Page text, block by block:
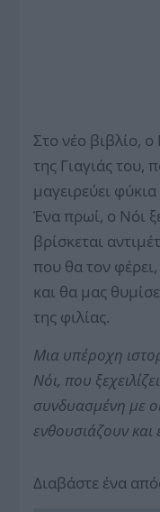
Στο νέο βιβλίο, ο
της Γιαγιάς του,
μαγειρεύει
Ένα πρωί, ο Νόι
βρίσκεται
που θα τον φέρει,
και θα μας
της φιλίας.
Μια υπέροχη
Νόι, που
συνδυασμένη με
ενθουσιάζουν και
Διαβάστε ένα